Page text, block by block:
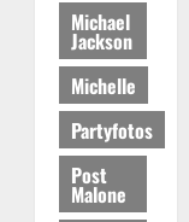
Michael
Jackson
Michelle
Partyfotos
Post
Malone